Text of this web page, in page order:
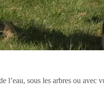
l’eau, sous les arbres ou